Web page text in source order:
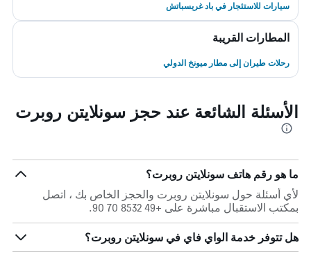
سيارات للاستئجار في باد غريسباتش
المطارات القريبة
رحلات طيران إلى مطار ميونخ الدولي
الأسئلة الشائعة عند حجز سونلايتن روبرت
ما هو رقم هاتف سونلايتن روبرت؟
لأي أسئلة حول سونلايتن روبرت والحجز الخاص بك ، اتصل
بمكتب الاستقبال مباشرة على +49 8532 70 90.
هل تتوفر خدمة الواي فاي في سونلايتن روبرت؟